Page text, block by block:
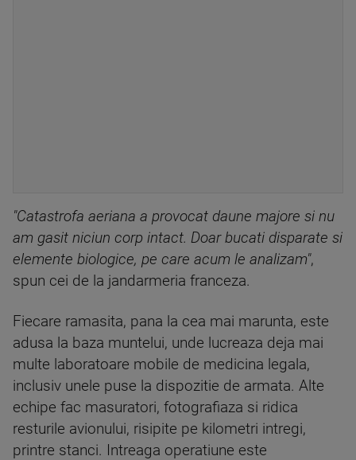
"Catastrofa aeriana a provocat daune majore si nu
am gasit niciun corp intact. Doar bucati disparate si
elemente biologice, pe care acum le analizam",
spun cei de la jandarmeria franceza.
Fiecare ramasita, pana la cea mai marunta, este
adusa la baza muntelui, unde lucreaza deja mai
multe laboratoare mobile de medicina legala,
inclusiv unele puse la dispozitie de armata. Alte
echipe fac masuratori, fotografiaza si ridica
resturile avionului, risipite pe kilometri intregi,
printre stanci. Intreaga operatiune este